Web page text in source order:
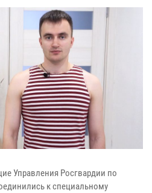
Управления Росгвардии по
к специальному